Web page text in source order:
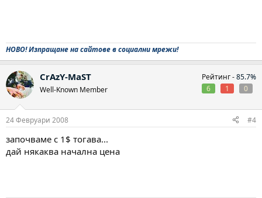
НОВО! Изпращане на сайтове в социални мрежи!
CrAzY-MaST
Well-Known Member
Рейтинг -85.7%
6
1 0
24 Февруари 2008 #4
започваме с 1$ тогава...
дай някаква начална цена